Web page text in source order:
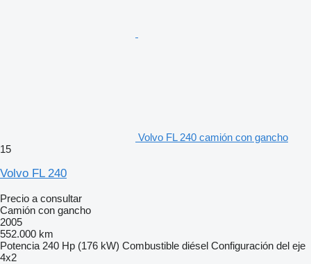
Volvo FL 240 camión con gancho
15
Volvo FL 240
Precio a consultar
Camión con gancho
2005
552.000 km
Potencia 240 Hp (176 kW) Combustible diésel Configuración del eje
4x2